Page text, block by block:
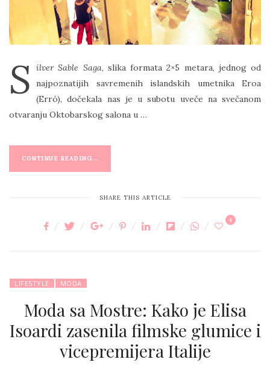
S ilver Sable Saga, slika formata 2×5 metara, jednog od
najpoznatijih savremenih islandskih umetnika Eroa
(Erró), dočekala nas je u subotu uveče na svečanom
otvaranju Oktobarskog salona u …
CONTINUE READING...
SHARE THIS ARTICLE
4
LIFESTYLE MODA
Moda sa Mostre: Kako je Elisa
Isoardi zasenila filmske glumice i
vicepremijera Italije